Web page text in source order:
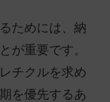
ためには、納
が重要です。
チクルを求め
を優先するあ